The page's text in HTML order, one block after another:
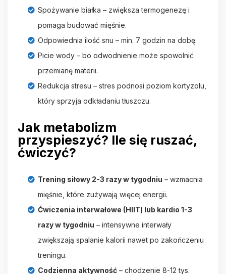
Spożywanie białka – zwiększa termogenezę i
pomaga budować mięśnie.
Odpowiednia ilość snu – min. 7 godzin na dobę.
Picie wody – bo odwodnienie może spowolnić
przemianę materii.
Redukcja stresu – stres podnosi poziom kortyzolu,
który sprzyja odkładaniu tłuszczu.
Jak metabolizm
przyspieszyć? Ile się ruszać,
ćwiczyć?
Trening siłowy 2-3 razy w tygodniu – wzmacnia
mięśnie, które zużywają więcej energii.
Ćwiczenia interwałowe (HIIT) lub kardio 1-3
razy w tygodniu – intensywne interwały
zwiększają spalanie kalorii nawet po zakończeniu
treningu.
Codzienna aktywność – chodzenie 8-12 tys.